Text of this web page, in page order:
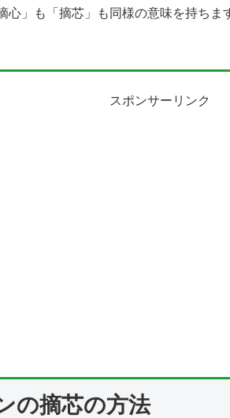
心」も「摘芯」も同様の意味を持ち
スポンサーリンク
の摘芯の方法